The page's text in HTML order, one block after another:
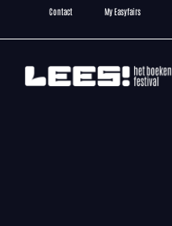
Contact My Easyfairs